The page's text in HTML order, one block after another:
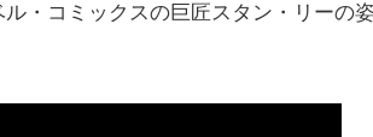
・コミックスの巨匠スタン・リーの